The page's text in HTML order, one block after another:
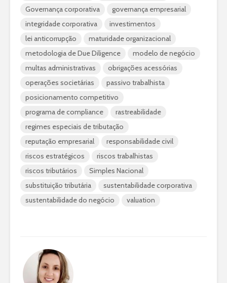
Governança corporativa
governança empresarial
integridade corporativa
investimentos
lei anticorrupção
maturidade organizacional
metodologia de Due Diligence
modelo de negócio
multas administrativas
obrigações acessórias
operações societárias
passivo trabalhista
posicionamento competitivo
programa de compliance
rastreabilidade
regimes especiais de tributação
reputação empresarial
responsabilidade civil
riscos estratégicos
riscos trabalhistas
riscos tributários
Simples Nacional
substituição tributária
sustentabilidade corporativa
sustentabilidade do negócio
valuation